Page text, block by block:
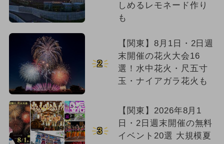
しめるレモネード作り
も
2
【関東】8月1日・2日週
末開催の花火大会16
選！水中花火・尺五寸
玉・ナイアガラ花火も
3
【関東】2026年8月1
日・2日週末開催の無料
イベント20選 大規模夏